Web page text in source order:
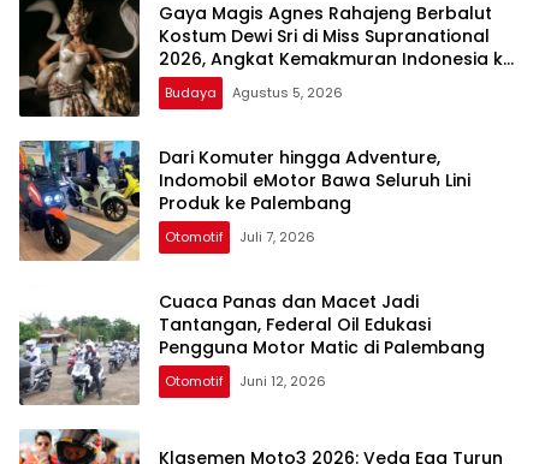
Gaya Magis Agnes Rahajeng Berbalut
Kostum Dewi Sri di Miss Supranational
2026, Angkat Kemakmuran Indonesia ke
Panggung Dunia
Budaya Agustus 5, 2026
Dari Komuter hingga Adventure,
Indomobil eMotor Bawa Seluruh Lini
Produk ke Palembang
Otomotif Juli 7, 2026
Cuaca Panas dan Macet Jadi
Tantangan, Federal Oil Edukasi
Pengguna Motor Matic di Palembang
Otomotif Juni 12, 2026
Klasemen Moto3 2026: Veda Ega Turun